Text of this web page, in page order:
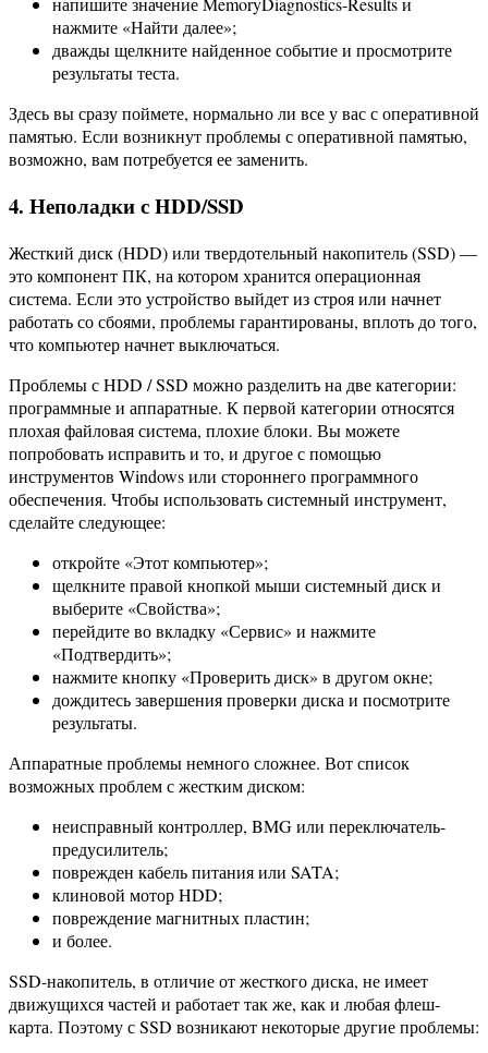
нажмите «Найти далее»;
дважды щелкните найденное событие и просмотрите
результаты теста.
Здесь вы сразу поймете, нормально ли все у вас с оперативной
памятью. Если возникнут проблемы с оперативной памятью,
возможно, вам потребуется ее заменить.
4. Неполадки с HDD/SSD
Жесткий диск (HDD) или твердотельный накопитель (SSD) —
это компонент ПК, на котором хранится операционная
система. Если это устройство выйдет из строя или начнет
работать со сбоями, проблемы гарантированы, вплоть до того,
что компьютер начнет выключаться.
Проблемы с HDD / SSD можно разделить на две категории:
программные и аппаратные. К первой категории относятся
плохая файловая система, плохие блоки. Вы можете
попробовать исправить и то, и другое с помощью
инструментов Windows или стороннего программного
обеспечения. Чтобы использовать системный инструмент,
сделайте следующее:
откройте «Этот компьютер»;
щелкните правой кнопкой мыши системный диск и
выберите «Свойства»;
перейдите во вкладку «Сервис» и нажмите
«Подтвердить»;
нажмите кнопку «Проверить диск» в другом окне;
дождитесь завершения проверки диска и посмотрите
результаты.
Аппаратные проблемы немного сложнее. Вот список
возможных проблем с жестким диском:
неисправный контроллер, BMG или переключатель-
предусилитель;
поврежден кабель питания или SATA;
клиновой мотор HDD;
повреждение магнитных пластин;
и более.
SSD-накопитель, в отличие от жесткого диска, не имеет
движущихся частей и работает так же, как и любая флеш-
карта. Поэтому с SSD возникают некоторые другие проблемы: